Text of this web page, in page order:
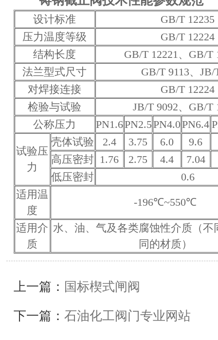
设计标准
GB/T 12235
压力温度等级
GB/T 12224
结构长度
GB/T 12221、GB/T
法兰型式尺寸
GB/T 9113、JB/
对焊接连接
GB/T 12224
检验与试验
JB/T 9092、GB/T
公称压力
PN1.6PN2.5PN4.0PN6.4
试验压
力
壳体试验 2.4 3.75 6.0
9.6
高压密封 1.76 2.75 4.4
7.04
低压密封
0.6
适用温
度
-196℃~550℃
适用介
质
水、油、气及各类腐蚀性介质（不
同的材质）
上一篇： 国标楔式闸阀
下一篇： 石油化工阀门专业网站